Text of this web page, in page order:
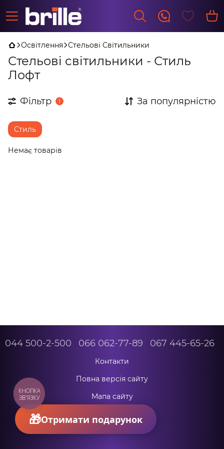
Освітлення Стельові Світильники
Стельові світильники - Стиль
Лофт
Фільтр 1 За популярністю
Стиль
Немає товарів
044 500-2-500 066 062-77-89 067 445-65-26
Контакти
Повна версія сайту
Мапа сайту
КНОПКА
ЗВ'ЯЗКУ
Отримати подарунок